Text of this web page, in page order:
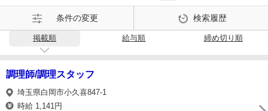
条件の変更 検索履歴
掲載順 給与順 締め切り順
調理師/調理スタッフ
埼玉県白岡市小久喜847-1
時給 1,141円